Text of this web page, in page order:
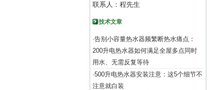
联系人：程先生
技术文章
·告别小容量热水器频繁断热水痛点：
200升电热水器如何满足全屋多点同时
用水、无需反复等待
·500升电热水器安装注意：这5个细节不
注意就白装